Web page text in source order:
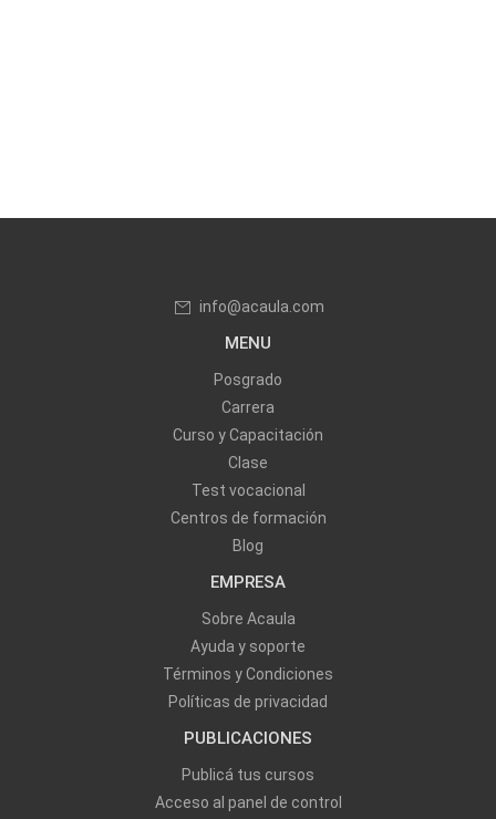
info@acaula.com
MENU
Posgrado
Carrera
Curso y Capacitación
Clase
Test vocacional
Centros de formación
Blog
EMPRESA
Sobre Acaula
Ayuda y soporte
Términos y Condiciones
Políticas de privacidad
PUBLICACIONES
Publicá tus cursos
Acceso al panel de control